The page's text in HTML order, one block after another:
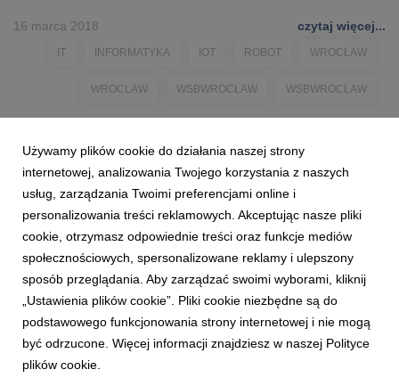
16 marca 2018 czytaj więcej...
IT INFORMATYKA IOT ROBOT WROCŁAW
WROCLAW WSBWROCŁAW WSBWROCLAW
Używamy plików cookie do działania naszej strony
internetowej, analizowania Twojego korzystania z naszych
usług, zarządzania Twoimi preferencjami online i
personalizowania treści reklamowych. Akceptując nasze pliki
cookie, otrzymasz odpowiednie treści oraz funkcje mediów
społecznościowych, spersonalizowane reklamy i ulepszony
sposób przeglądania. Aby zarządzać swoimi wyborami, kliknij
„Ustawienia plików cookie”. Pliki cookie niezbędne są do
podstawowego funkcjonowania strony internetowej i nie mogą
być odrzucone. Więcej informacji znajdziesz w naszej Polityce
plików cookie.